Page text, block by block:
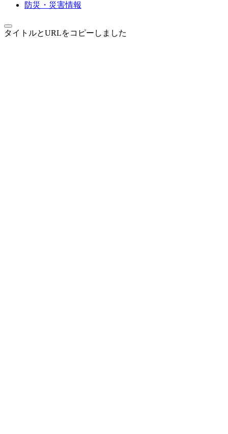
防災・災害情報
タイトルとURLをコピーしました